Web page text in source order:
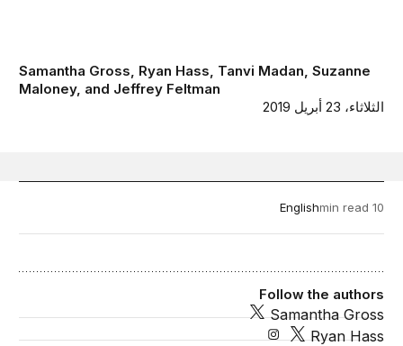
Samantha Gross, Ryan Hass, Tanvi Madan,Suzanne
Maloney, and Jeffrey Feltman
الثلاثاء، 23 أبريل 2019
10 min read
English
Follow the authors
Samantha Gross
Ryan Hass